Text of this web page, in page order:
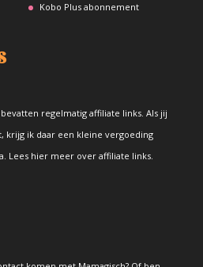
Kobo Plus abonnement
regelmatig affiliate links. Als jij
krijg ik daar een kleine vergoeding
Lees hier meer over affiliate links.